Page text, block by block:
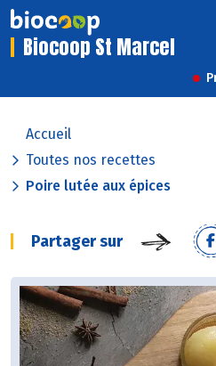
Biocoop St Marcel
Accueil
Toutes nos recettes
Poire lutée aux épices
Partager sur